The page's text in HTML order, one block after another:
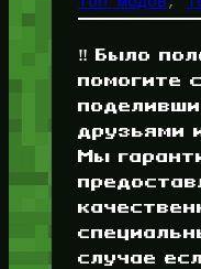
‼️ Было
помогите
друзьями
Мы
случае